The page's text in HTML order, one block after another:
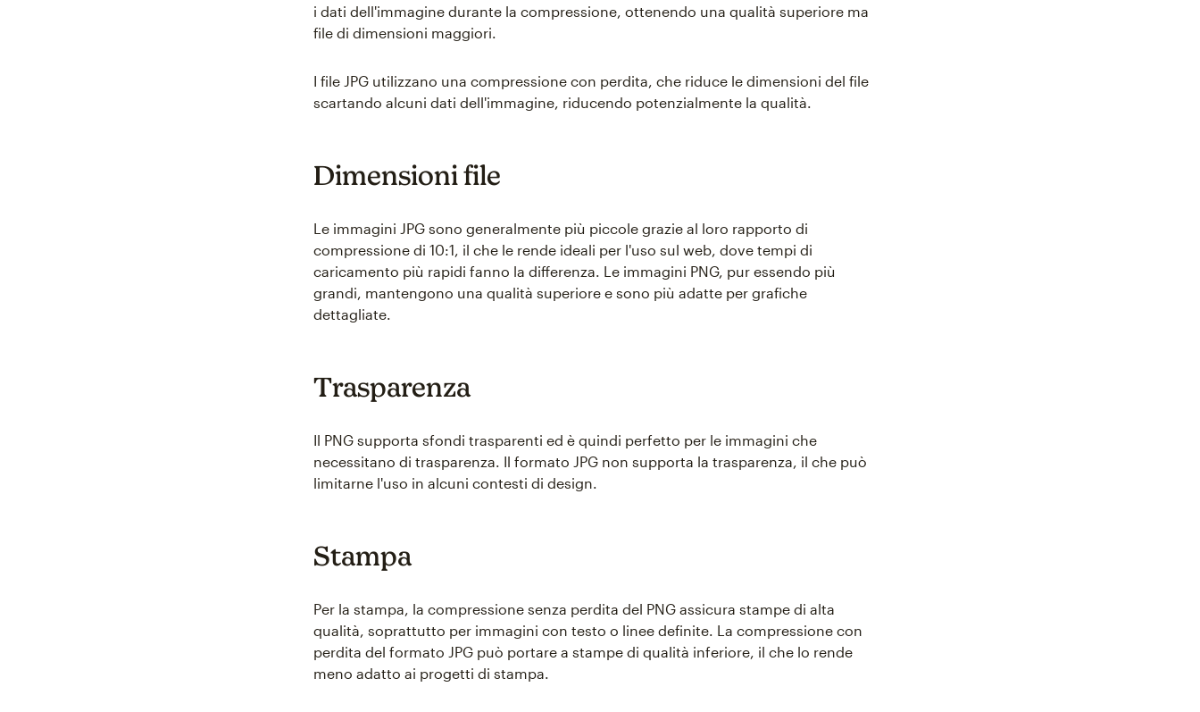
i dati dell'immagine durante la compressione, ottenendo una qualità superiore ma
file di dimensioni maggiori.
I file JPG utilizzano una compressione con perdita, che riduce le dimensioni del file
scartando alcuni dati dell'immagine, riducendo potenzialmente la qualità.
Dimensioni file
Le immagini JPG sono generalmente più piccole grazie al loro rapporto di
compressione di 10:1, il che le rende ideali per l'uso sul web, dove tempi di
caricamento più rapidi fanno la differenza. Le immagini PNG, pur essendo più
grandi, mantengono una qualità superiore e sono più adatte per grafiche
dettagliate.
Trasparenza
Il PNG supporta sfondi trasparenti ed è quindi perfetto per le immagini che
necessitano di trasparenza. Il formato JPG non supporta la trasparenza, il che può
limitarne l'uso in alcuni contesti di design.
Stampa
Per la stampa, la compressione senza perdita del PNG assicura stampe di alta
qualità, soprattutto per immagini con testo o linee definite. La compressione con
perdita del formato JPG può portare a stampe di qualità inferiore, il che lo rende
meno adatto ai progetti di stampa.